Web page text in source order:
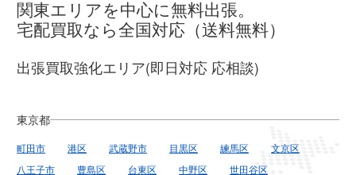
関東エリアを中心に無料出張。
宅配買取なら全国対応（送料無料）
出張買取強化エリア(即日対応 応相談)
東京都
町田市 港区 武蔵野市 目黒区 練馬区
文京区
八王子市
豊島区 台東区 中野区
世田谷区